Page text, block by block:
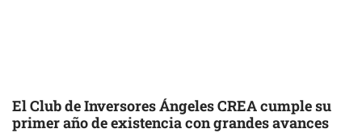
El Club de Inversores Ángeles CREA cumple su
primer año de existencia con grandes avances